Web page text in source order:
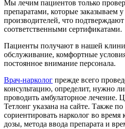
Мы лечим пациентов только
препаратами, которые заказываем
производителей, что
соответственными сертификатами.
Пациенты получают в нашей
обслуживание, комфортные
постоянное внимание персонала.
Врач-нарколог прежде всего
консультацию, определит, нужно
проводить амбулаторное лечение.
Тетлонг указана на сайте. Также
сориентировать нарколог во время
дозы, метода ввода препарата и